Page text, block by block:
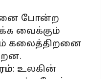
போன்ற
வைக்கும்
கலைத்திறனை
: உலகின்